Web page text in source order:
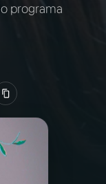
programa